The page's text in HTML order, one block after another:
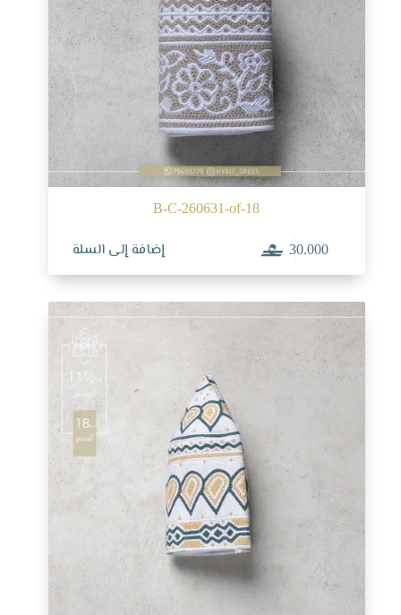
B-C-260631-of-18
30.000 إضافة إلى السلة